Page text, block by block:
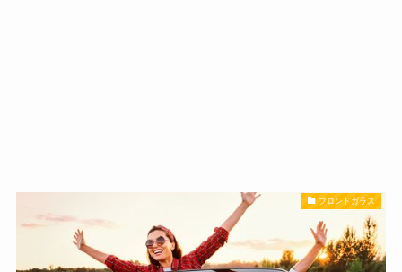
フロントガラス